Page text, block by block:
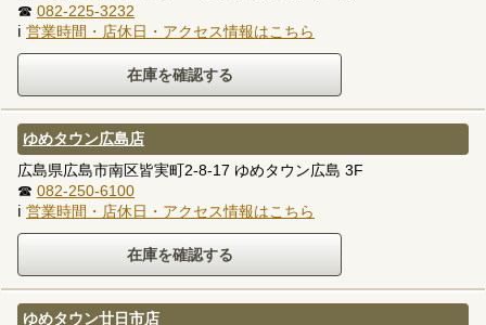
☎ 082-225-3232
ℹ 営業時間・店休日・アクセス情報はこちら
ゆめタウン広島店
広島県広島市南区皆実町2-8-17 ゆめタウン広島 3F
☎ 082-250-6100
ℹ 営業時間・店休日・アクセス情報はこちら
ゆめタウン廿日市店